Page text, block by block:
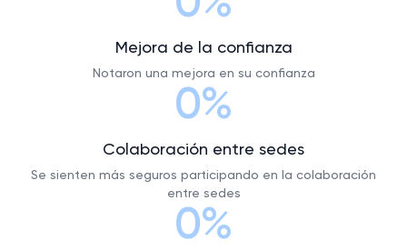
Mejora de la confianza
Notaron una mejora en su confianza
0%
Colaboración entre sedes
Se sienten más seguros participando en la colaboración
entre sedes
0%